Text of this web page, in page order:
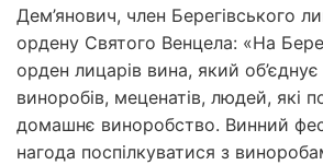
Дем’янович, член Берегівського
ордену Святого Венцела: «На
орден лицарів вина, який
виноробів, меценатів, людей, які
домашнє виноробство. Винний
нагода поспілкуватися з